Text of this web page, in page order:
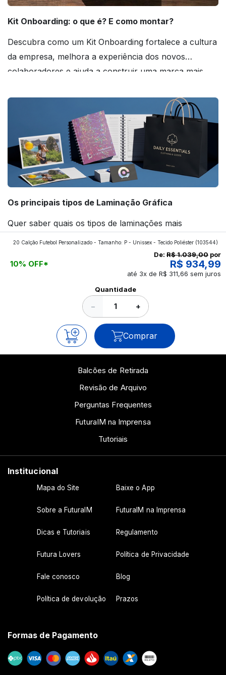
Kit Onboarding: o que é? E como montar?
Descubra como um Kit Onboarding fortalece a cultura
da empresa, melhora a experiência dos novos
colaboradores e ajuda a construir uma marca mais
Os principais tipos de Laminação Gráfica
Quer saber quais os tipos de laminações mais
aplicados nos impressos da gráfica FuturaIM? Então,
continue a leitura que vamos revelar para você!
20 Calção Futebol Personalizado - Tamanho: P - Unissex - Tecido Poliéster (103544)
10% OFF*
De: R$ 1.039,00 por
R$ 934,99
até 3x de R$ 311,66 sem juros
Quantidade
− +
Comprar
Balcões de Retirada
Revisão de Arquivo
Perguntas Frequentes
FuturaIM na Imprensa
Tutoriais
Institucional
Mapa do Site Baixe o App
Sobre a FuturaIM FuturaIM na Imprensa
Dicas e Tutoriais Regulamento
Futura Lovers Política de Privacidade
Fale conosco Blog
Política de devolução Prazos
Formas de Pagamento